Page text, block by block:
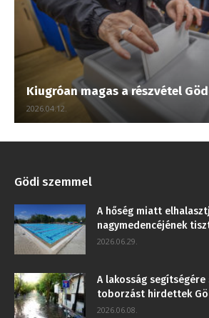
Kiugróan magas a részvétel
2026.04.12.
Gödi szemmel
A hőség miatt
nagymedencéjének
2026.06.29.
A lakosság segítségére
toborzást hirdettek
2026.06.08.